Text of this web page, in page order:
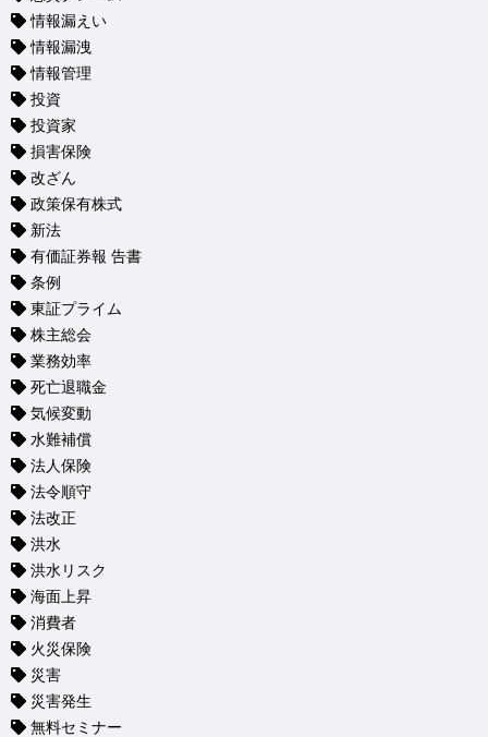
情報漏えい
情報漏洩
情報管理
投資
投資家
損害保険
改ざん
政策保有株式
新法
有価証券報 告書
条例
東証プライム
株主総会
業務効率
死亡退職金
気候変動
水難補償
法人保険
法令順守
法改正
洪水
洪水リスク
海面上昇
消費者
火災保険
災害
災害発生
無料セミナー